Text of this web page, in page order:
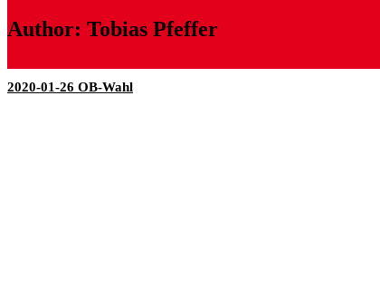
Author: Tobias Pfeffer
2020-01-26 OB-Wahl